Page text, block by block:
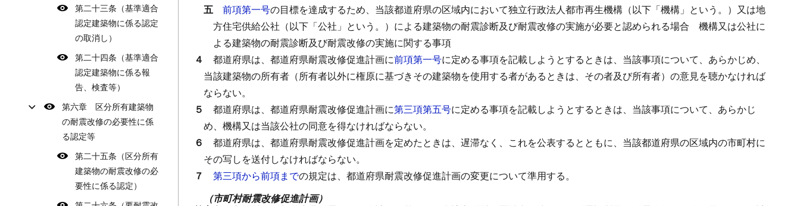
第二十三条（基準適合
認定建築物に係る認定
の取消し）
第二十四条（基準適合
認定建築物に係る報
告、検査等）
第六章 区分所有建築物
の耐震改修の必要性に係
る認定等
第二十五条（区分所有
建築物の耐震改修の必
要性に係る認定）
五 前項第一号の目標を達成するため、当該都道府県の区域内において独立行政法人都市再生機構（以下「機構」という。）又は地
方住宅供給公社（以下「公社」という。）による建築物の耐震診断及び耐震改修の実施が必要と認められる場合
機構又は公社に
よる建築物の耐震診断及び耐震改修の実施に関する事項
４ 都道府県は、都道府県耐震改修促進計画に前項第一号に定める事項を記載しようとするときは、当該事項について、あらかじめ、
当該建築物の所有者（所有者以外に権原に基づきその建築物を使用する者があるときは、その者及び所有者）の意見を聴かなければ
ならない。
５ 都道府県は、都道府県耐震改修促進計画に第三項第五号に定める事項を記載しようとするときは、当該事項について、あらかじ
め、機構又は当該公社の同意を得なければならない。
６ 都道府県は、都道府県耐震改修促進計画を定めたときは、遅滞なく、これを公表するとともに、当該都道府県の区域内の市町村に
その写しを送付しなければならない。
７ 第三項から前項までの規定は、都道府県耐震改修促進計画の変更について準用する。
（市町村耐震改修促進計画）